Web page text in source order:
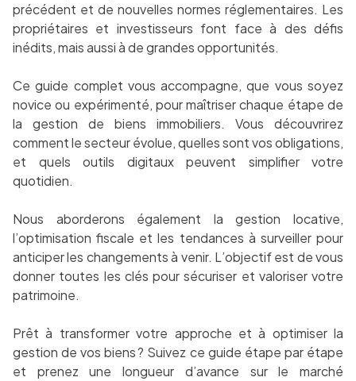
précédent et de nouvelles normes réglementaires. Les
propriétaires et investisseurs font face à des défis
inédits, mais aussi à de grandes opportunités.
Ce guide complet vous accompagne, que vous soyez
novice ou expérimenté, pour maîtriser chaque étape de
la gestion de biens immobiliers. Vous découvrirez
comment le secteur évolue, quelles sont vos obligations,
et quels outils digitaux peuvent simplifier votre
quotidien.
Nous aborderons également la gestion locative,
l’optimisation fiscale et les tendances à surveiller pour
anticiper les changements à venir. L’objectif est de vous
donner toutes les clés pour sécuriser et valoriser votre
patrimoine.
Prêt à transformer votre approche et à optimiser la
gestion de vos biens ? Suivez ce guide étape par étape
et prenez une longueur d’avance sur le marché